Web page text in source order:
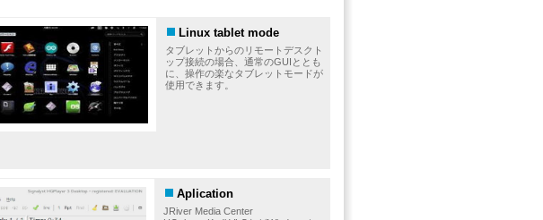
Linux tablet mode
タブレットからのリモートデスクト
ップ接続の場合、通常のGUIととも
に、操作の楽なタブレットモードが
使用できます。
Aplication
JRiver Media Center